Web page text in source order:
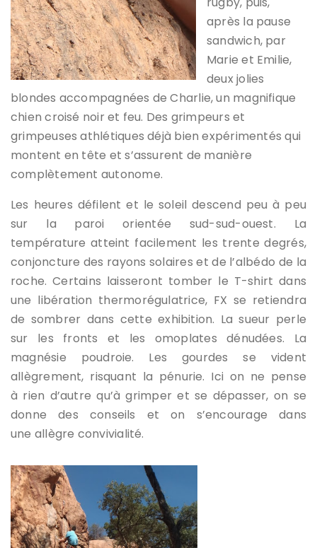
après la pause
sandwich, par
Marie et Emilie,
deux jolies
blondes accompagnées de Charlie, un magnifique
chien croisé noir et feu. Des grimpeurs et
grimpeuses athlétiques déjà bien expérimentés qui
montent en tête et s’assurent de manière
complètement autonome.
Les heures défilent et le soleil descend peu à peu
sur la paroi orientée sud-sud-ouest. La
température atteint facilement les trente degrés,
conjoncture des rayons solaires et de l’albédo de la
roche. Certains laisseront tomber le T-shirt dans
une libération thermorégulatrice, FX se retiendra
de sombrer dans cette exhibition. La sueur perle
sur les fronts et les omoplates dénudées. La
magnésie poudroie. Les gourdes se vident
allègrement, risquant la pénurie. Ici on ne pense
à rien d’autre qu’à grimper et se dépasser, on se
donne des conseils et on s’encourage dans
une allègre convivialité.